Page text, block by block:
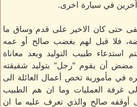
في سيارة اخرى.
حتى كان الاخير على قدم وساق ما
فلا قبل لهم بغضب صالح أو عمه
استدعاء طبيب التوليد وبعد معاناة
مضض أن يقوم "رجل" بتوليد شقيقته
في مأمورية تخص أعمال العائلة الى
الى غرفة العمليات وما ان هم الطبيب
أوقفه صالح والذي تعرف عليه ما ان